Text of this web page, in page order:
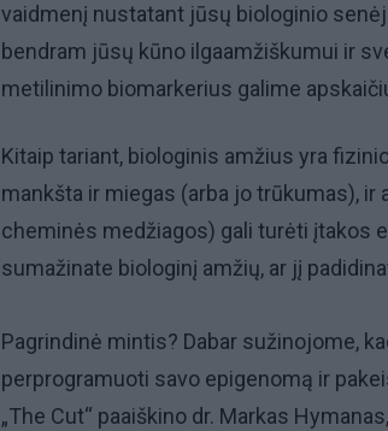
vaidmenį nustatant jūsų biologinio
bendram jūsų kūno ilgaamžiškumui ir
metilinimo biomarkerius galime
Kitaip tariant, biologinis amžius yra
mankšta ir miegas (arba jo trūkumas),
cheminės medžiagos) gali turėti įtakos
sumažinate biologinį amžių, ar jį
Pagrindinė mintis? Dabar sužinojome,
perprogramuoti savo epigenomą ir
„The Cut“ paaiškino dr. Markas